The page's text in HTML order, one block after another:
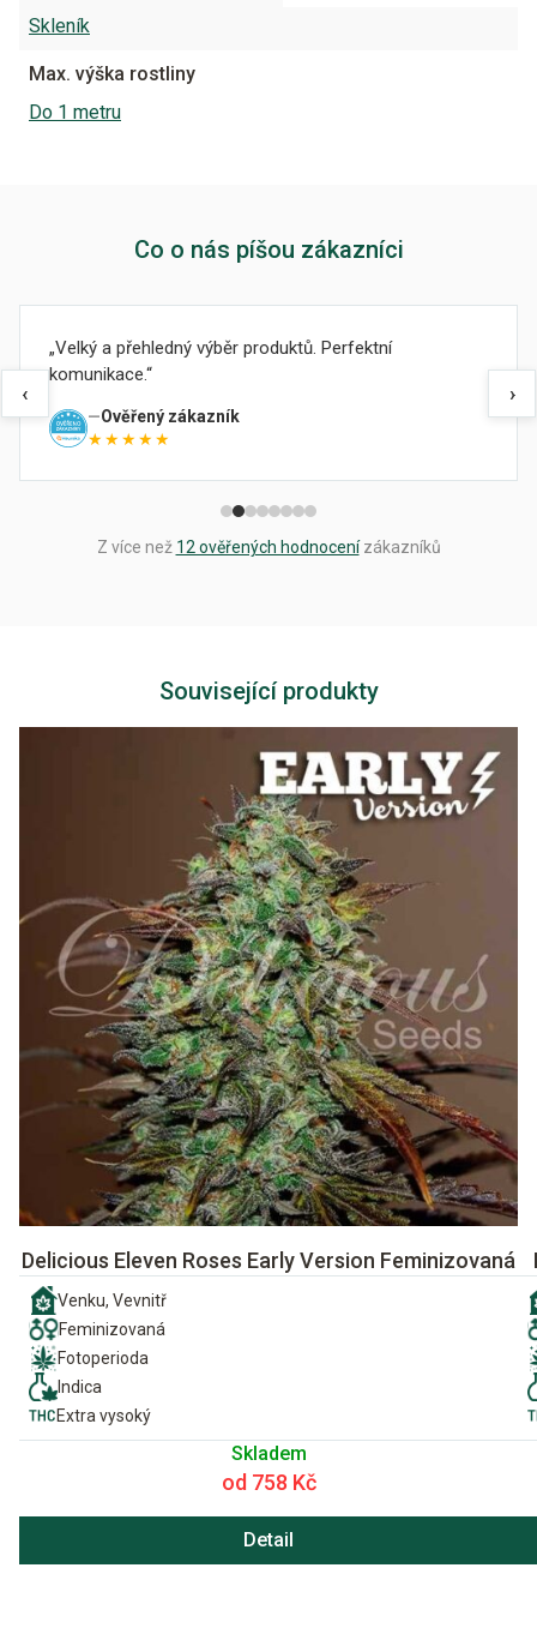
Skleník
Max. výška rostliny
Do 1 metru
Co o nás píšou zákazníci
‹
Velký a přehledný výběr produktů. Perfektní
komunikace.
Ověřený zákazník
★★★★★
›
Z více než 12 ověřených hodnocenízákazníků
Související produkty
Delicious Eleven Roses Early Version Feminizovaná
Venku, Vevnitř
Feminizovaná
Fotoperioda
Indica
Extra vysoký
Skladem
od 758 Kč
Detail